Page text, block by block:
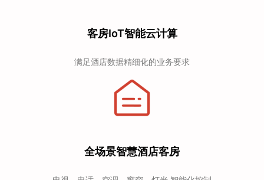
客房IoT智能云计算
满足酒店数据精细化的业务要求
全场景智慧酒店客房